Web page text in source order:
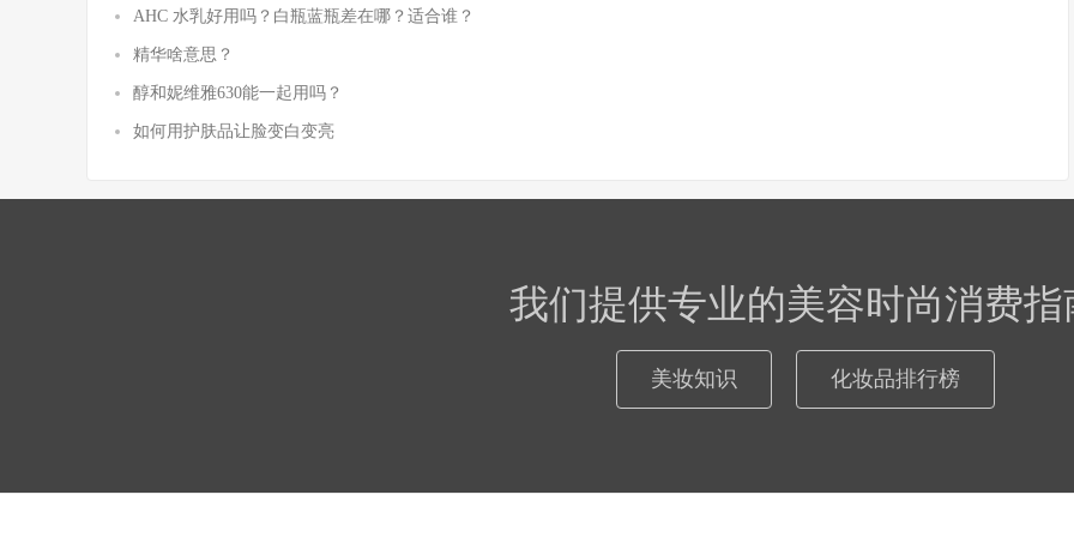
AHC 水乳好用吗？白瓶蓝瓶差在哪？适合谁？
精华啥意思？
醇和妮维雅630能一起用吗？
如何用护肤品让脸变白变亮
我们提供专业的美容时尚消费指
美妆知识 化妆品排行榜